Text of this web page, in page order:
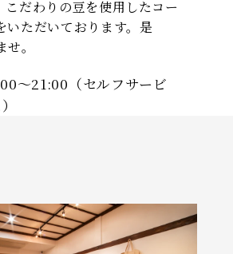
こだわりの豆を使用したコー
いただいております。是
。
～21:00（セルフサービ